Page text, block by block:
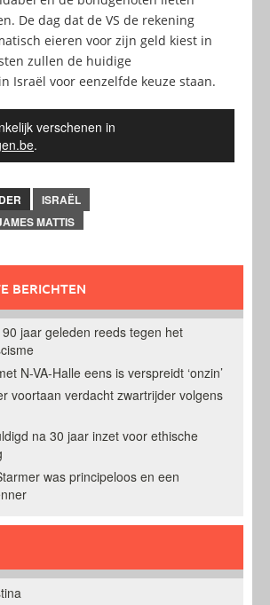
De dag dat de VS de rekening
eieren voor zijn geld kiest in
zullen de huidige
Israël voor eenzelfde keuze staan.
verschenen in
.
ISRAËL
MATTIS
BERICHTEN
jaar geleden reeds tegen het
N-VA-Halle eens is verspreidt ‘onzin’
voortaan verdacht zwartrijder volgens
na 30 jaar inzet voor ethische
was principeloos en een